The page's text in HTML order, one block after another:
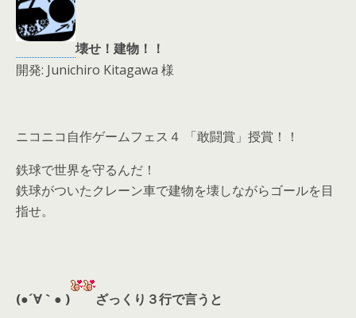
壊せ！建物！！
開発: Junichiro Kitagawa 様
ニコニコ自作ゲームフェス４ 「敢闘賞」授賞！！
鉄球で世界を守るんだ！
鉄球がついたクレーン車で建物を壊しながらゴールを目
指せ。
(●´∀｀● ) ざっくり３行で言うと